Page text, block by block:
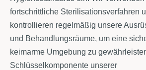
fortschrittliche Sterilisationsverfahren
kontrollieren regelmäßig unsere
und Behandlungsräume, um eine
keimarme Umgebung zu
Schlüsselkomponente unserer